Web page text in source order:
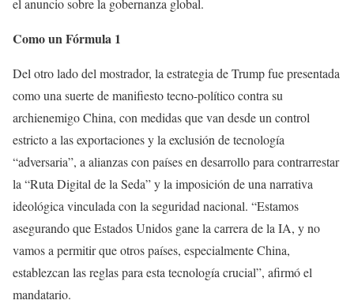
el anuncio sobre la gobernanza global.
Como un Fórmula 1
Del otro lado del mostrador, la estrategia de Trump fue presentada
como una suerte de manifiesto tecno-político contra su
archienemigo China, con medidas que van desde un control
estricto a las exportaciones y la exclusión de tecnología
“adversaria”, a alianzas con países en desarrollo para contrarrestar
la “Ruta Digital de la Seda” y la imposición de una narrativa
ideológica vinculada con la seguridad nacional. “Estamos
asegurando que Estados Unidos gane la carrera de la IA, y no
vamos a permitir que otros países, especialmente China,
establezcan las reglas para esta tecnología crucial”, afirmó el
mandatario.